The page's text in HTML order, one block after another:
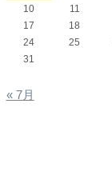
10
11
17
18
24
25
31
« 7月